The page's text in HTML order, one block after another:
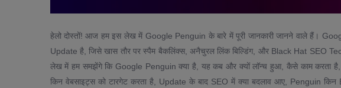
हेलो दोस्तों! आज हम इस लेख में Google Penguin के बारे में पूरी जानकारी जानने वाले हैं।
Update है, जिसे खास तौर पर स्पैम बैकलिंक्स, अनैचुरल लिंक बिल्डिंग, और Black Hat SEO
लेख में हम समझेंगे कि Google Penguin क्या है, यह कब और क्यों लॉन्च हुआ, कैसे काम करता है,
किन वेबसाइट्स को टारगेट करता है, Update के बाद SEO में क्या बदलाव आए, Penguin किन